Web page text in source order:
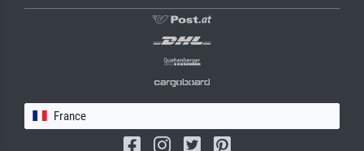
France